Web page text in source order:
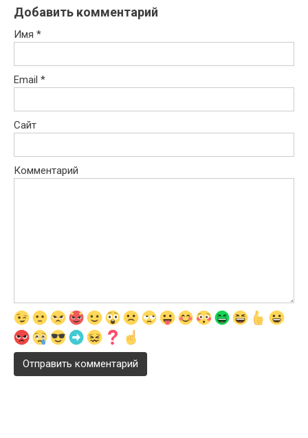
Добавить комментарий
Имя *
Email *
Сайт
Комментарий